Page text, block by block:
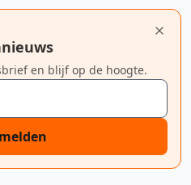
en blijf op de hoogte.